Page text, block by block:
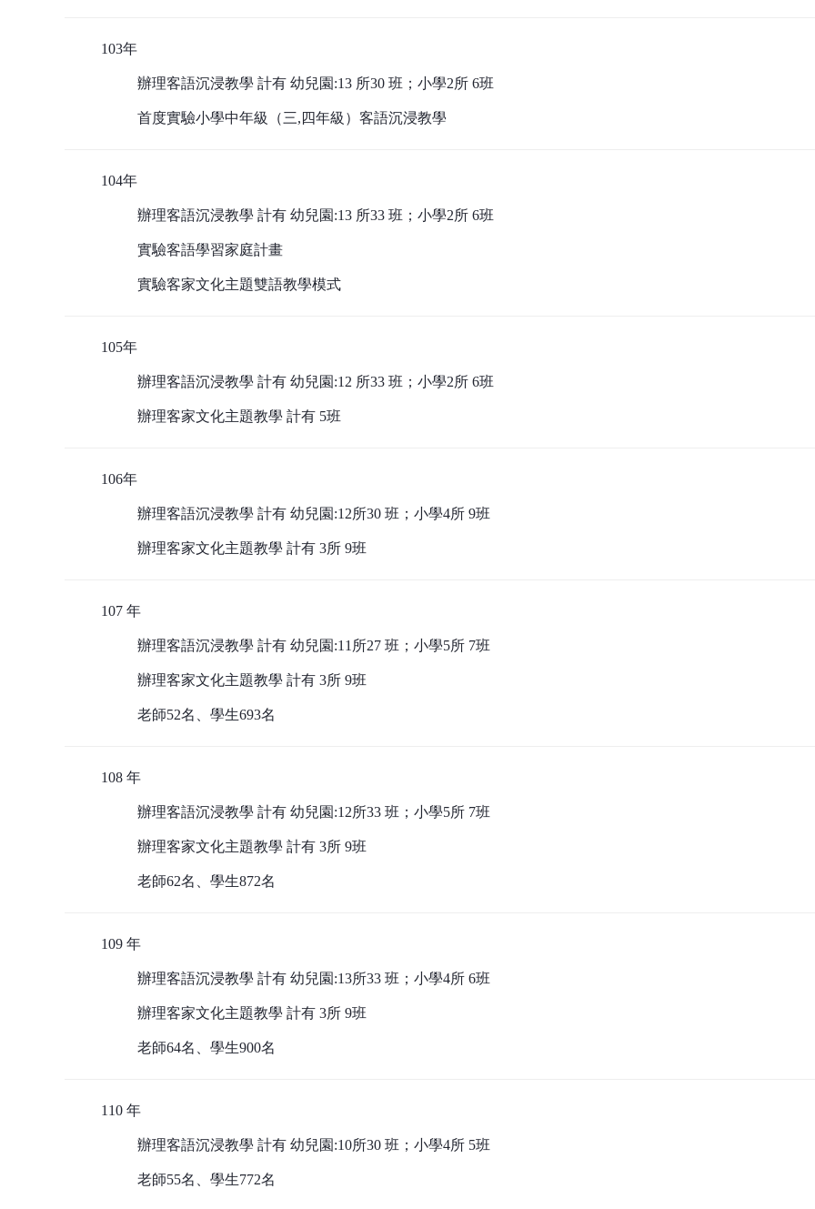
103年
辦理客語沉浸教學 計有 幼兒園:13 所30 班；小學2所 6班
首度實驗小學中年級（三,四年級）客語沉浸教學
104年
辦理客語沉浸教學 計有 幼兒園:13 所33 班；小學2所 6班
實驗客語學習家庭計畫
實驗客家文化主題雙語教學模式
105年
辦理客語沉浸教學 計有 幼兒園:12 所33 班；小學2所 6班
辦理客家文化主題教學 計有 5班
106年
辦理客語沉浸教學 計有 幼兒園:12所30 班；小學4所 9班
辦理客家文化主題教學 計有 3所 9班
107 年
辦理客語沉浸教學 計有 幼兒園:11所27 班；小學5所 7班
辦理客家文化主題教學 計有 3所 9班
老師52名、學生693名
108 年
辦理客語沉浸教學 計有 幼兒園:12所33 班；小學5所 7班
辦理客家文化主題教學 計有 3所 9班
老師62名、學生872名
109 年
辦理客語沉浸教學 計有 幼兒園:13所33 班；小學4所 6班
辦理客家文化主題教學 計有 3所 9班
老師64名、學生900名
110 年
辦理客語沉浸教學 計有 幼兒園:10所30 班；小學4所 5班
老師55名、學生772名